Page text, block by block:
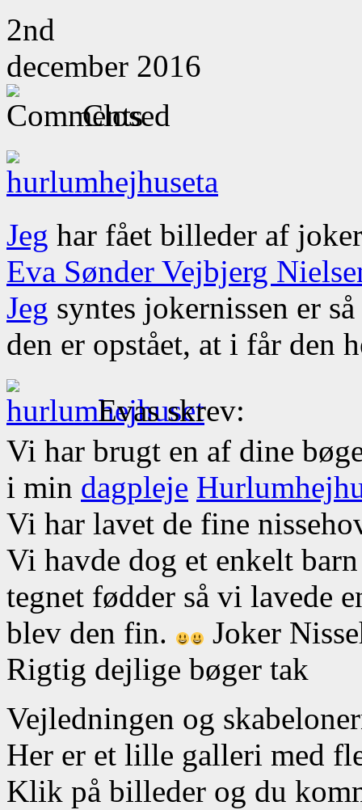
2nd
december 2016
Closed
Jeg har fået billeder af
Eva Sønder Vejbjerg
Jeg syntes jokernissen er
den er opstået, at i får den
Evas skrev:
Vi har brugt en af dine
i min dagpleje
Vi har lavet de fine
Vi havde dog et enkelt
tegnet fødder så vi lavede
blev den fin.
Joker
Rigtig dejlige bøger tak
Vejledningen og
Her er et lille galleri med
Klik på billeder og du